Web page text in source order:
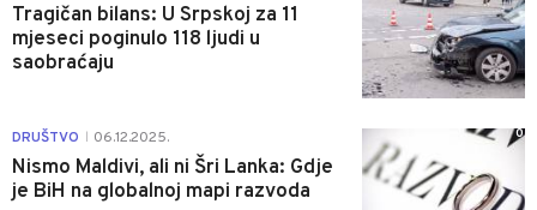
Tragičan bilans: U Srpskoj za 11
mjeseci poginulo 118 ljudi u
saobraćaju
DRUŠTVO 06.12.2025.
Nismo Maldivi, ali ni Šri Lanka: Gdje
je BiH na globalnoj mapi razvoda
0